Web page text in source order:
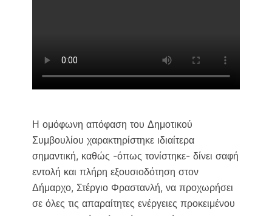
Η ομόφωνη απόφαση του Δημοτικού
Συμβουλίου χαρακτηρίστηκε ιδιαίτερα
σημαντική, καθώς -όπως τονίστηκε- δίνει σαφή
εντολή και πλήρη εξουσιοδότηση στον
Δήμαρχο, Στέργιο Φραστανλή, να προχωρήσει
σε όλες τις απαραίτητες ενέργειες προκειμένου